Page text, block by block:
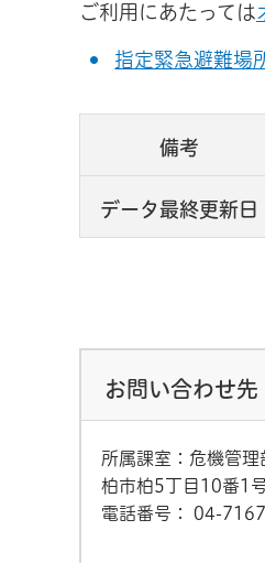
ご利用にあたっては
指定緊急避難場
備考
データ最終更新日
お問い合わせ先
所属課室：危機管
柏市柏5丁目10番1
電話番号：
04-